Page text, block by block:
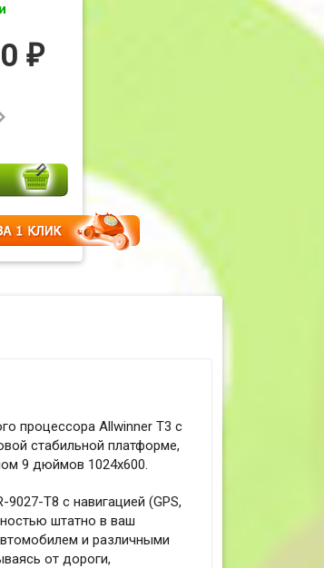
₽
процессора Allwinner T3 с
стабильной платформе,
9 дюймов 1024x600.
T8 с навигацией (GPS,
штатно в ваш
и различными
от дороги,